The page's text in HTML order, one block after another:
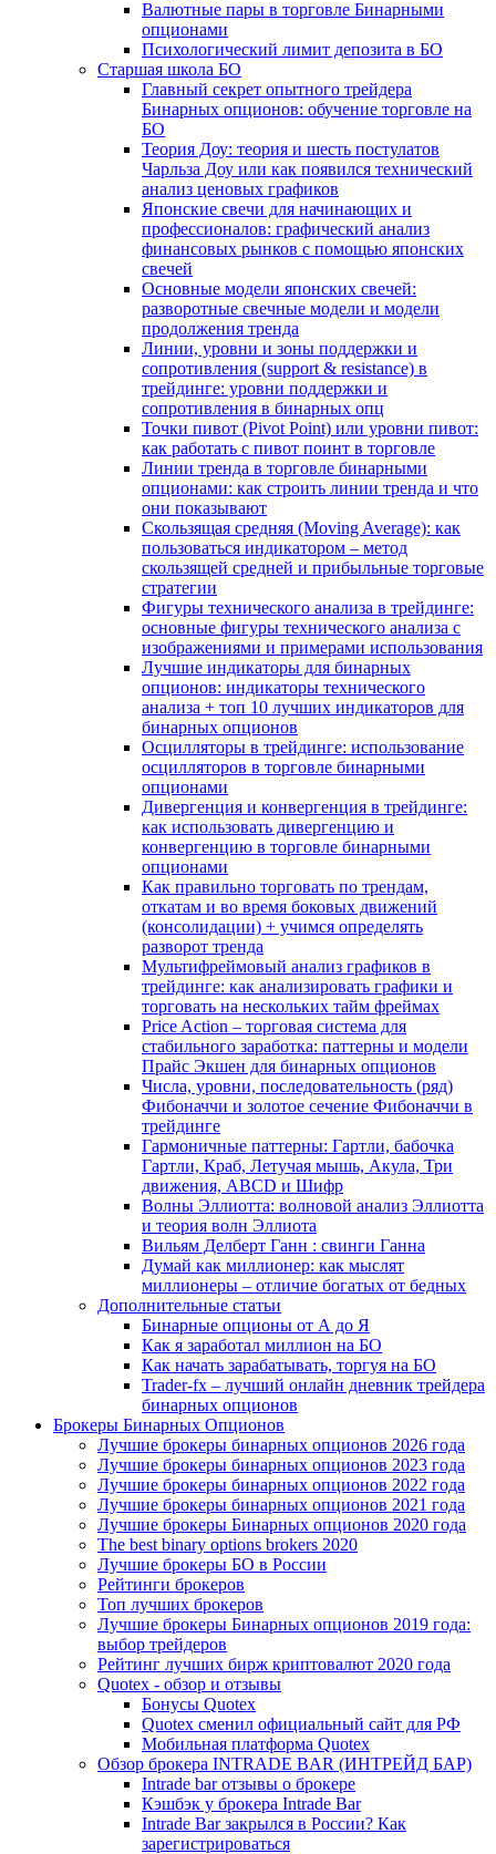
Валютные пары в торговле Бинарными
опционами
Психологический лимит депозита в БО
Старшая школа БО
Главный секрет опытного трейдера
Бинарных опционов: обучение торговле на
БО
Теория Доу: теория и шесть постулатов
Чарльза Доу или как появился технический
анализ ценовых графиков
Японские свечи для начинающих и
профессионалов: графический анализ
финансовых рынков с помощью японских
свечей
Основные модели японских свечей:
разворотные свечные модели и модели
продолжения тренда
Линии, уровни и зоны поддержки и
сопротивления (support & resistance) в
трейдинге: уровни поддержки и
сопротивления в бинарных опц
Точки пивот (Pivot Point) или уровни пивот:
как работать с пивот поинт в торговле
Линии тренда в торговле бинарными
опционами: как строить линии тренда и что
они показывают
Скользящая средняя (Moving Average): как
пользоваться индикатором – метод
скользящей средней и прибыльные торговые
стратегии
Фигуры технического анализа в трейдинге:
основные фигуры технического анализа с
изображениями и примерами использования
Лучшие индикаторы для бинарных
опционов: индикаторы технического
анализа + топ 10 лучших индикаторов для
бинарных опционов
Осцилляторы в трейдинге: использование
осцилляторов в торговле бинарными
опционами
Дивергенция и конвергенция в трейдинге:
как использовать дивергенцию и
конвергенцию в торговле бинарными
опционами
Как правильно торговать по трендам,
откатам и во время боковых движений
(консолидации) + учимся определять
разворот тренда
Мультифреймовый анализ графиков в
трейдинге: как анализировать графики и
торговать на нескольких тайм фреймах
Price Action – торговая система для
стабильного заработка: паттерны и модели
Прайс Экшен для бинарных опционов
Числа, уровни, последовательность (ряд)
Фибоначчи и золотое сечение Фибоначчи в
трейдинге
Гармоничные паттерны: Гартли, бабочка
Гартли, Краб, Летучая мышь, Акула, Три
движения, ABCD и Шифр
Волны Эллиотта: волновой анализ Эллиотта
и теория волн Эллиота
Вильям Делберт Ганн : свинги Ганна
Думай как миллионер: как мыслят
миллионеры – отличие богатых от бедных
Дополнительные статьи
Бинарные опционы от А до Я
Как я заработал миллион на БО
Как начать зарабатывать, торгуя на БО
Trader-fx – лучший онлайн дневник трейдера
бинарных опционов
Брокеры Бинарных Опционов
Лучшие брокеры бинарных опционов 2026 года
Лучшие брокеры бинарных опционов 2023 года
Лучшие брокеры бинарных опционов 2022 года
Лучшие брокеры бинарных опционов 2021 года
Лучшие брокеры Бинарных опционов 2020 года
The best binary options brokers 2020
Лучшие брокеры БО в России
Рейтинги брокеров
Топ лучших брокеров
Лучшие брокеры Бинарных опционов 2019 года:
выбор трейдеров
Рейтинг лучших бирж криптовалют 2020 года
Quotex - обзор и отзывы
Бонусы Quotex
Quotex сменил официальный сайт для РФ
Мобильная платформа Quotex
Обзор брокера INTRADE BAR (ИНТРЕЙД БАР)
Intrade bar отзывы о брокере
Кэшбэк у брокера Intrade Bar
Intrade Bar закрылся в России? Как
зарегистрироваться